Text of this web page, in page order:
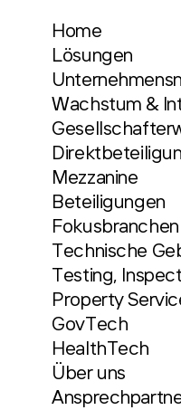
Home
Lösungen
Wachstum &
Mezzanine
Beteiligungen
Fokusbranchen
Technische
Testing,
Property
GovTech
HealthTech
Über uns